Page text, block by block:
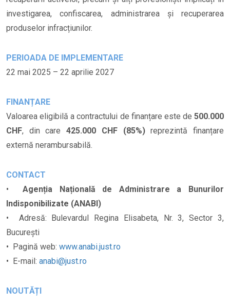
investigarea, confiscarea, administrarea și recuperarea
produselor infracțiunilor.
PERIOADA DE IMPLEMENTARE
22 mai 2025 – 22 aprilie 2027
FINANȚARE
Valoarea eligibilă a contractului de finanțare este de 500.000
CHF, din care425.000 CHF (85%)reprezintă finanțare
externă nerambursabilă.
CONTACT
•Agenția Națională de Administrare a Bunurilor
Indisponibilizate (ANABI)
• Adresă: Bulevardul Regina Elisabeta, Nr. 3, Sector 3,
București
• Pagină web: www.anabi.just.ro
• E-mail: anabi@just.ro
NOUTĂȚI